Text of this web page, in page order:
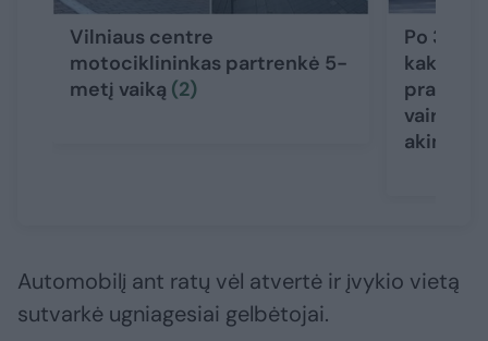
Vilniaus centre
motociklininkas partrenkė 5-
metį vaiką (2)
Po 3
prabilo
Automobilį ant ratų vėl atvertė ir įvykio vietą
sutvarkė ugniagesiai gelbėtojai.